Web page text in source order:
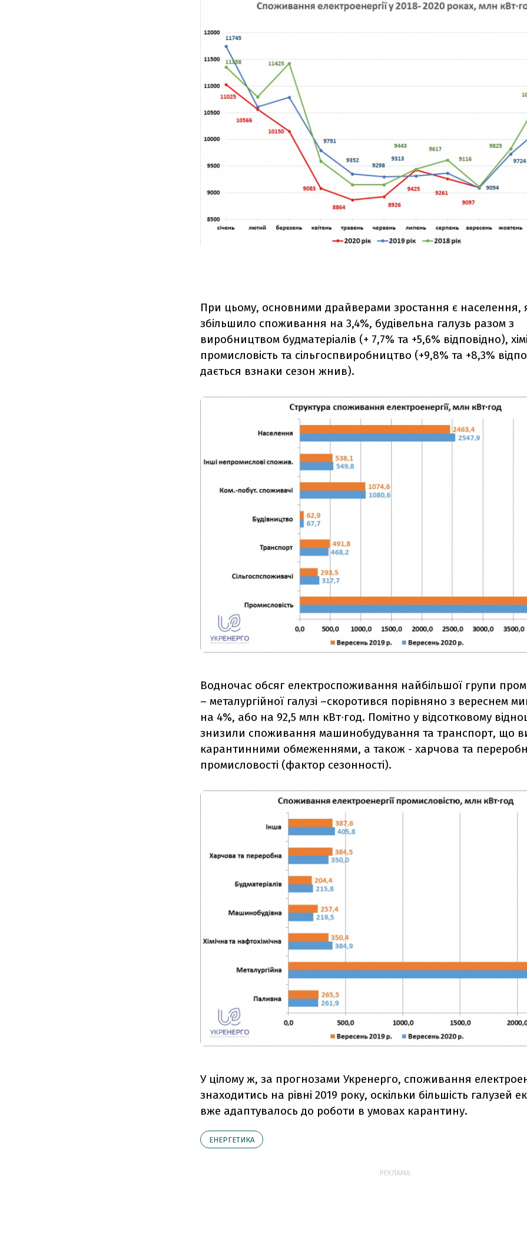
При цьому, основними драйверами зростання є населення,
збільшило споживання на 3,4%, будівельна галузь разом з
виробництвом будматеріалів (+ 7,7% та +5,6% відповідно),
промисловість та сільгоспвиробництво (+9,8% та +8,3%
дається взнаки сезон жнив).
Водночас обсяг електроспоживання найбільшої групи
– металургійної галузі –скоротився порівняно з вереснем
на 4%, або на 92,5 млн кВт∙год. Помітно у відсотковому
знизили споживання машинобудування та транспорт, що
карантинними обмеженнями, а також - харчова та
промисловості (фактор сезонності).
У цілому ж, за прогнозами Укренерго, споживання
знаходитись на рівні 2019 року, оскільки більшість галузей
вже адаптувалось до роботи в умовах карантину.
ЕНЕРГЕТИКА
РЕКЛАМА: